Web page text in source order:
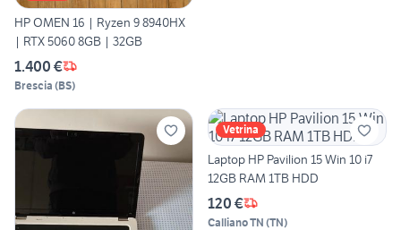
HP OMEN 16 | Ryzen 9 8940HX
| RTX 5060 8GB | 32GB
1.400 €
Brescia (BS)
Vetrina
Laptop HP Pavilion 15 Win 10 i7
12GB RAM 1TB HDD
120 €
Calliano TN (TN)